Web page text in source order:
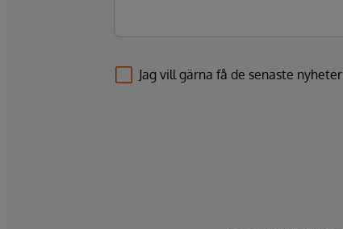
Jag vill gärna få de senaste